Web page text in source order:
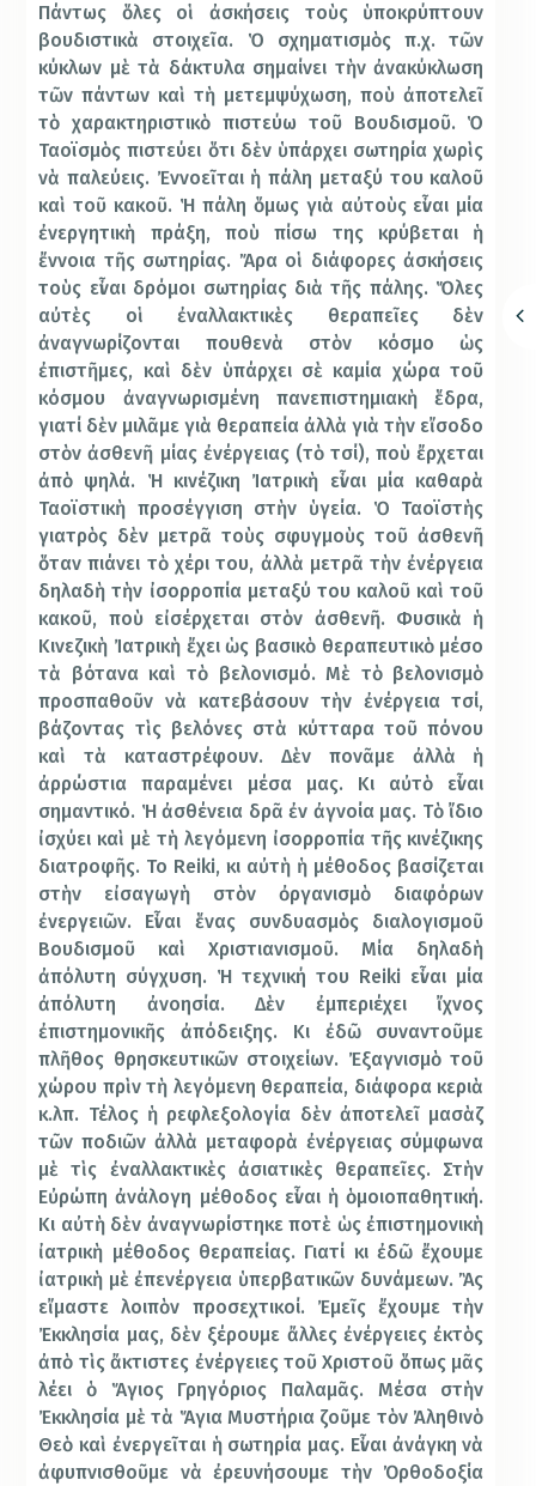
Πάντως ὅλες οἱ ἀσκήσεις τοὺς ὑποκρύπτουν
βουδιστικὰ στοιχεῖα. Ὁ σχηματισμὸς π.χ. τῶν
κύκλων μὲ τὰ δάκτυλα σημαίνει τὴν ἀνακύκλωση
τῶν πάντων καὶ τὴ μετεμψύχωση, ποὺ ἀποτελεῖ
τὸ χαρακτηριστικὸ πιστεύω τοῦ Βουδισμοῦ. Ὁ
Ταοϊσμὸς πιστεύει ὅτι δὲν ὑπάρχει σωτηρία χωρὶς
νὰ παλεύεις. Ἐννοεῖται ἡ πάλη μεταξύ του καλοῦ
καὶ τοῦ κακοῦ. Ἡ πάλη ὅμως γιὰ αὐτοὺς εἶναι μία
ἐνεργητικὴ πράξη, ποὺ πίσω της κρύβεται ἡ
ἔννοια τῆς σωτηρίας. Ἄρα οἱ διάφορες ἀσκήσεις
τοὺς εἶναι δρόμοι σωτηρίας διὰ τῆς πάλης. Ὅλες
αὐτὲς οἱ ἐναλλακτικὲς θεραπεῖες δὲν
ἀναγνωρίζονται πουθενὰ στὸν κόσμο ὡς
ἐπιστῆμες, καὶ δὲν ὑπάρχει σὲ καμία χώρα τοῦ
κόσμου ἀναγνωρισμένη πανεπιστημιακὴ ἕδρα,
γιατί δὲν μιλᾶμε γιὰ θεραπεία ἀλλὰ γιὰ τὴν εἴσοδο
στὸν ἀσθενῆ μίας ἐνέργειας (τὸ τσί), ποὺ ἔρχεται
ἀπὸ ψηλά. Ἡ κινέζικη Ἰατρικὴ εἶναι μία καθαρὰ
Ταοϊστικὴ προσέγγιση στὴν ὑγεία. Ὁ Ταοϊστὴς
γιατρὸς δὲν μετρᾶ τοὺς σφυγμοὺς τοῦ ἀσθενῆ
ὅταν πιάνει τὸ χέρι του, ἀλλὰ μετρᾶ τὴν ἐνέργεια
δηλαδὴ τὴν ἰσορροπία μεταξύ του καλοῦ καὶ τοῦ
κακοῦ, ποὺ εἰσέρχεται στὸν ἀσθενῆ. Φυσικὰ ἡ
Κινεζικὴ Ἰατρικὴ ἔχει ὡς βασικὸ θεραπευτικὸ μέσο
τὰ βότανα καὶ τὸ βελονισμό. Μὲ τὸ βελονισμὸ
προσπαθοῦν νὰ κατεβάσουν τὴν ἐνέργεια τσί,
βάζοντας τὶς βελόνες στὰ κύτταρα τοῦ πόνου
καὶ τὰ καταστρέφουν. Δὲν πονᾶμε ἀλλὰ ἡ
ἀρρώστια παραμένει μέσα μας. Κι αὐτὸ εἶναι
σημαντικό. Ἡ ἀσθένεια δρᾶ ἐν ἀγνοία μας. Τὸ ἴδιο
ἰσχύει καὶ μὲ τὴ λεγόμενη ἰσορροπία τῆς κινέζικης
διατροφῆς. Το Reiki, κι αὐτὴ ἡ μέθοδος βασίζεται
στὴν εἰσαγωγὴ στὸν ὀργανισμὸ διαφόρων
ἐνεργειῶν. Εἶναι ἕνας συνδυασμὸς διαλογισμοῦ
Βουδισμοῦ καὶ Χριστιανισμοῦ. Μία δηλαδὴ
ἀπόλυτη σύγχυση. Ἡ τεχνική του Reiki εἶναι μία
ἀπόλυτη ἀνοησία. Δὲν ἐμπεριέχει ἴχνος
ἐπιστημονικῆς ἀπόδειξης. Κι ἐδῶ συναντοῦμε
πλῆθος θρησκευτικῶν στοιχείων. Ἐξαγνισμὸ τοῦ
χώρου πρὶν τὴ λεγόμενη θεραπεία, διάφορα κεριὰ
κ.λπ. Τέλος ἡ ρεφλεξολογία δὲν ἀποτελεῖ μασὰζ
τῶν ποδιῶν ἀλλὰ μεταφορὰ ἐνέργειας σύμφωνα
μὲ τὶς ἐναλλακτικὲς ἀσιατικὲς θεραπεῖες. Στὴν
Εὐρώπη ἀνάλογη μέθοδος εἶναι ἡ ὁμοιοπαθητική.
Κι αὐτὴ δὲν ἀναγνωρίστηκε ποτὲ ὡς ἐπιστημονικὴ
ἰατρικὴ μέθοδος θεραπείας. Γιατί κι ἐδῶ ἔχουμε
ἰατρικὴ μὲ ἐπενέργεια ὑπερβατικῶν δυνάμεων. Ἂς
εἴμαστε λοιπὸν προσεχτικοί. Ἐμεῖς ἔχουμε τὴν
Ἐκκλησία μας, δὲν ξέρουμε ἄλλες ἐνέργειες ἐκτὸς
ἀπὸ τὶς ἄκτιστες ἐνέργειες τοῦ Χριστοῦ ὅπως μᾶς
λέει ὁ Ἅγιος Γρηγόριος Παλαμᾶς. Μέσα στὴν
Ἐκκλησία μὲ τὰ Ἅγια Μυστήρια ζοῦμε τὸν Ἀληθινὸ
Θεὸ καὶ ἐνεργεῖται ἡ σωτηρία μας. Εἶναι ἀνάγκη νὰ
ἀφυπνισθοῦμε νὰ ἐρευνήσουμε τὴν Ὀρθοδοξία